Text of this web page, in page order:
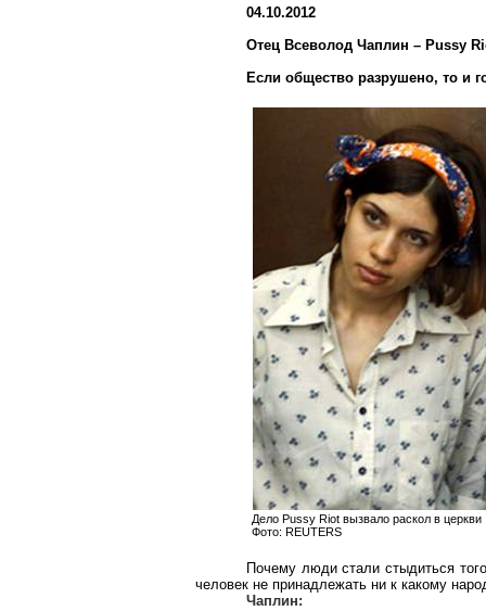
04.10.2012
Отец Всеволод Чаплин – Pussy
Если общество разрушено, то и
Дело Pussy Riot вызвало раскол в церкви
Фото: REUTERS
Почему люди стали стыдиться
человек не принадлежать ни к какому
Чаплин: